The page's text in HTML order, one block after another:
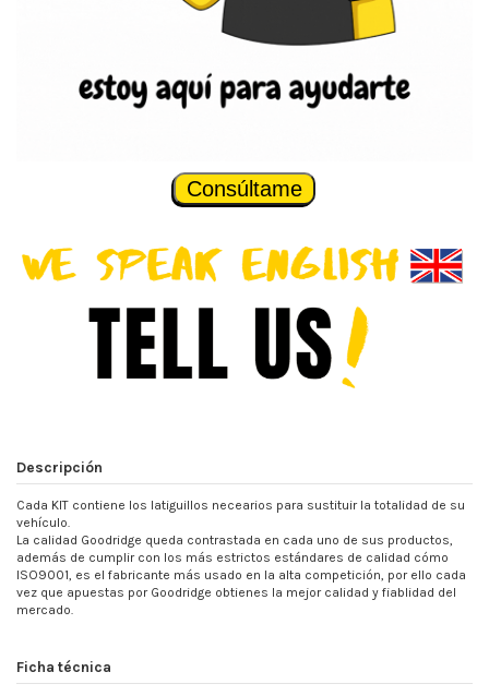
Consúltame
Descripción
Cada KIT contiene los latiguillos necearios para sustituir la totalidad de su
vehículo.
La calidad Goodridge queda contrastada en cada uno de sus productos,
además de cumplir con los más estrictos estándares de calidad cómo
ISO9001, es el fabricante más usado en la alta competición, por ello cada
vez que apuestas por Goodridge obtienes la mejor calidad y fiablidad del
mercado.
Ficha técnica